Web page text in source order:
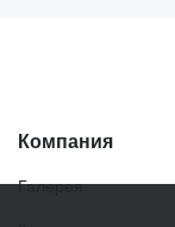
Компания
Галерея